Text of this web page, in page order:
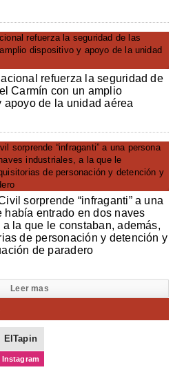
refuerza la seguridad de
Carmín con un amplio
apoyo de la unidad aérea
sorprende “infraganti” a una
había entrado en dos naves
la que le constaban, además,
de personación y detención y
de paradero
Leer mas
ElTapin
Instagram